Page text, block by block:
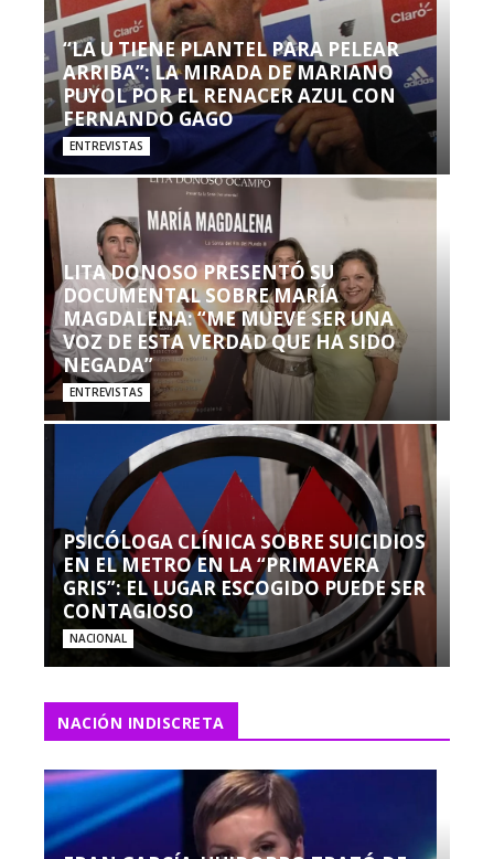
“LA U TIENE PLANTEL PARA PELEAR
ARRIBA”: LA MIRADA DE MARIANO
PUYOL POR EL RENACER AZUL CON
FERNANDO GAGO
ENTREVISTAS
LITA DONOSO PRESENTÓ SU
DOCUMENTAL SOBRE MARÍA
MAGDALENA: “ME MUEVE SER UNA
VOZ DE ESTA VERDAD QUE HA SIDO
NEGADA”
ENTREVISTAS
PSICÓLOGA CLÍNICA SOBRE SUICIDIOS
EN EL METRO EN LA “PRIMAVERA
GRIS”: EL LUGAR ESCOGIDO PUEDE SER
CONTAGIOSO
NACIONAL
NACIÓN INDISCRETA